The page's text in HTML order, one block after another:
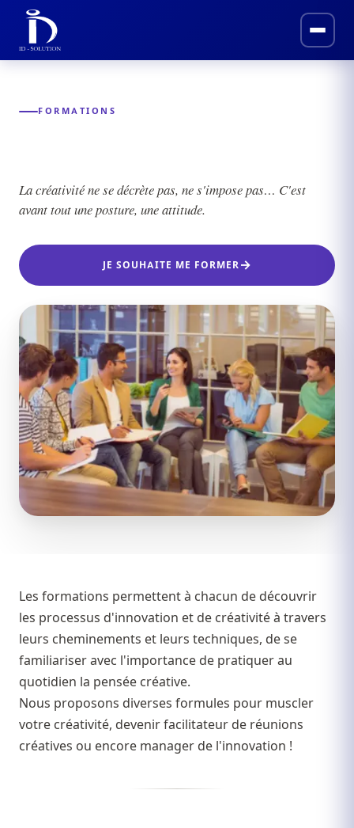
FORMATIONS
La créativité ne se décrète pas, ne s'impose pas… C'est
avant tout une posture, une attitude.
JE SOUHAITE ME FORMER
Les formations permettent à chacun de découvrir
les processus d'innovation et de créativité à travers
leurs cheminements et leurs techniques, de se
familiariser avec l'importance de pratiquer au
quotidien la pensée créative.
Nous proposons diverses formules pour muscler
votre créativité, devenir facilitateur de réunions
créatives ou encore manager de l'innovation !